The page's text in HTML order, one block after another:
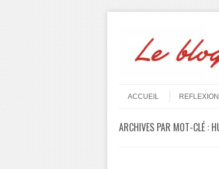
Menu
ACCUEIL
ARCHIVES PAR MOT-CLÉ :